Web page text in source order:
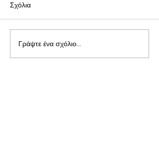
Σχόλια
Γράψτε ένα σχόλιο...